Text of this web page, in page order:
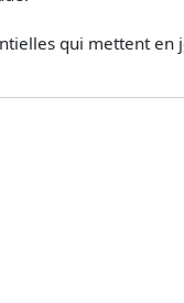
qui mettent